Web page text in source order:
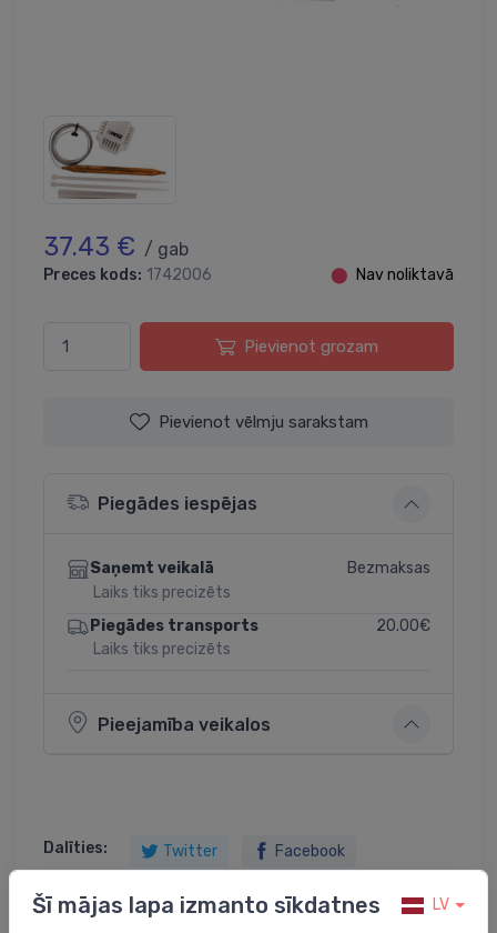
37.43 € / gab
Preces kods: 1742006 ⬤ Nav noliktavā
Pievienot grozam
Pievienot vēlmju sarakstam
Piegādes iespējas
Saņemt veikalā
Laiks tiks precizēts
Bezmaksas
Piegādes transports
Laiks tiks precizēts
20.00€
Pieejamība veikalos
Dalīties: Twitter Facebook
Šī mājas lapa izmanto sīkdatnes LV